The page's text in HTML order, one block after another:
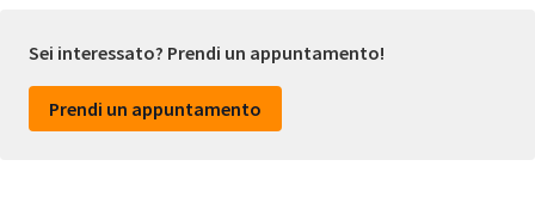
Sei interessato? Prendi un appuntamento!
Prendi un appuntamento